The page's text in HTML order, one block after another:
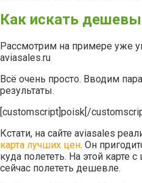
Как искать
Рассмотрим на примере уже
aviasales.ru
Всё очень просто. Вводим
результаты.
[customscript]poisk[/
Кстати, на сайте aviasales
карта лучших цен. Он
куда полететь. На этой карте
сейчас полететь дешевле.